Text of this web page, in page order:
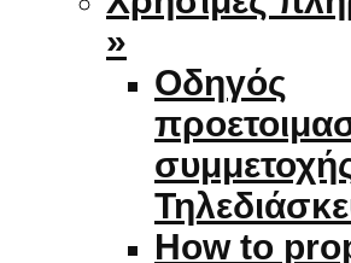
»
Οδηγός
How to